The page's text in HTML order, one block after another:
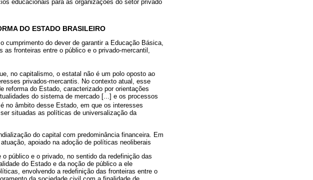
educacionais para as organizações do setor privado
DO ESTADO BRASILEIRO
cumprimento do dever de garantir a Educação Básica,
as fronteiras entre o público e o privado-mercantil,
no capitalismo, o estatal não é um polo oposto ao
privados-mercantis. No contexto atual, esse
reforma do Estado, caracterizado por orientações
do sistema de mercado [...] e os processos
no âmbito desse Estado, em que os interesses
situadas as políticas de universalização da
do capital com predominância financeira. Em
apoiado na adoção de políticas neoliberais
público e o privado, no sentido da redefinição das
do Estado e da noção de público a ele
envolvendo a redefinição das fronteiras entre o